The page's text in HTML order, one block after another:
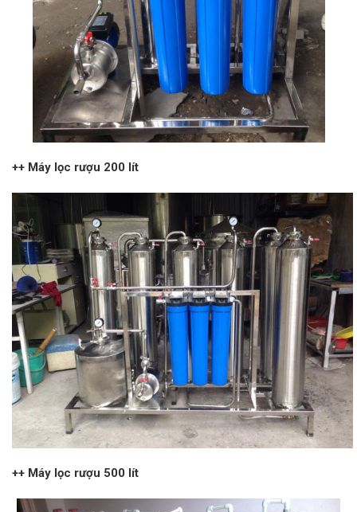
++ Máy lọc rượu 200 lít
++ Máy lọc rượu 500 lít